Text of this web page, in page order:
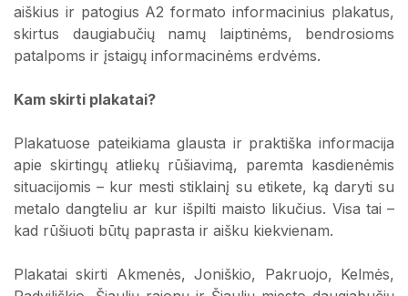
aiškius ir patogius A2 formato informacinius plakatus,
skirtus daugiabučių namų laiptinėms, bendrosioms
patalpoms ir įstaigų informacinėms erdvėms.
Kam skirti plakatai?
Plakatuose pateikiama glausta ir praktiška informacija
apie skirtingų atliekų rūšiavimą, paremta kasdienėmis
situacijomis – kur mesti stiklainį su etikete, ką daryti su
metalo dangteliu ar kur išpilti maisto likučius. Visa tai –
kad rūšiuoti būtų paprasta ir aišku kiekvienam.
Plakatai skirti Akmenės, Joniškio, Pakruojo, Kelmės,